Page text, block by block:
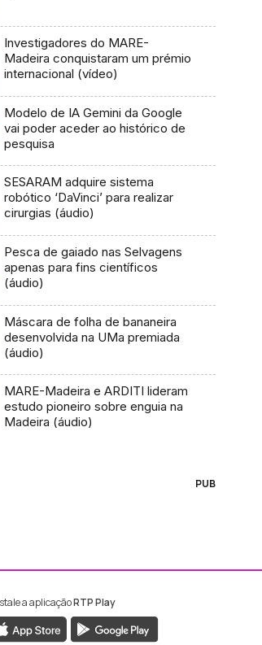
Investigadores do MARE-
Madeira conquistaram um prémio
internacional (vídeo)
Modelo de IA Gemini da Google
vai poder aceder ao histórico de
pesquisa
SESARAM adquire sistema
robótico ‘DaVinci’ para realizar
cirurgias (áudio)
Pesca de gaiado nas Selvagens
apenas para fins científicos
(áudio)
Máscara de folha de bananeira
desenvolvida na UMa premiada
(áudio)
MARE-Madeira e ARDITI lideram
estudo pioneiro sobre enguia na
Madeira (áudio)
PUB
Madeira
RTP Madeira
a aplicaçãoRTP Play